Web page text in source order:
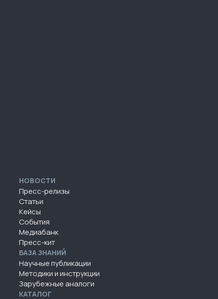
НОВОСТИ
Пресс-релизы
Статьи
Кейсы
События
Медиабанк
Пресс-кит
БАЗА ЗНАНИЙ
Научные публикации
Методики и инструкции
Зарубежные аналоги
КАТАЛОГ